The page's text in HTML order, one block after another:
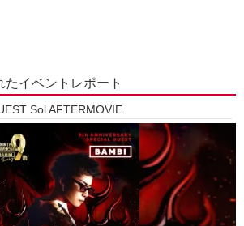
たイベントレポート
Sol AFTERMOVIE